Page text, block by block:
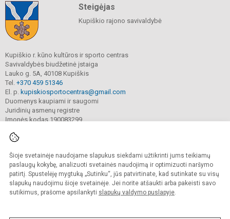
Šioje svetainėje naudojame slapukus siekdami užtikrinti jums teikiamų
paslaugų kokybę, analizuoti svetainės naudojimą ir optimizuoti naršymo
patirtį. Spustelėję mygtuką „Sutinku“, jūs patvirtinate, kad sutinkate su visų
slapukų naudojimu šioje svetainėje. Jei norite atšaukti arba pakeisti savo
sutikimus, prašome apsilankyti slapukų valdymo puslapyje.
Steigėjas
Kupiškio rajono savivaldybė
Kupiškio r. kūno kultūros ir sporto centras
Savivaldybės biudžetinė įstaiga
Lauko g. 5A, 40108 Kupiškis
Tel. +370 459 51346
El. p. kupiskiosportocentras@gmail.com
Duomenys kaupiami ir saugomi
Juridinių asmenų registre
Įmonės kodas 190083299
© 2022. Kupiškio r. kūno kultūros ir sporto centras. Visos teisės saugomos.
Kopijuoti turinį be raštiško sutikimo griežtai draudžiama.
Prieinamumo paraiška Slapukų valdymas
Sumanus būdas atnaujinti